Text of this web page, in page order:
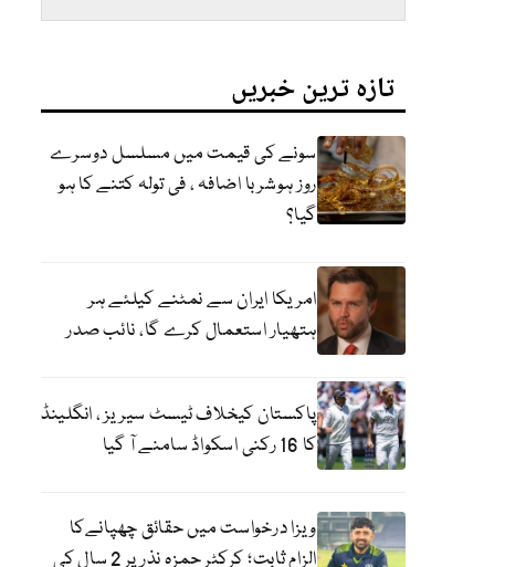
تازہ ترین خبریں
سونے کی قیمت میں مسلسل دوسرے
روز ہوشربا اضافہ ، فی تولہ کتنے کا ہو
گیا؟
امریکا ایران سے نمٹنے کیلئے ہر
ہتھیار استعمال کرے گا، نائب صدر
پاکستان کیخلاف ٹیسٹ سیریز ، انگلینڈ
کا 16 رکنی اسکواڈ سامنے آ گیا
ویزا درخواست میں حقائق چھپانےکا
الزام ثابت؛ کرکٹر حمزہ نذر پر 2 سال کی